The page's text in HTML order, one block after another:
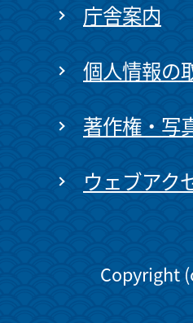
庁舎案内
個人情報の
著作権・写
ウェブアク
Copyright